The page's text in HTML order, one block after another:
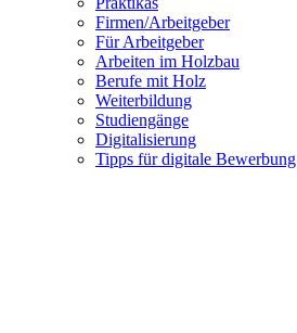
Firmen/Arbeitgeber
Für Arbeitgeber
Arbeiten im Holzbau
Berufe mit Holz
Weiterbildung
Studiengänge
Digitalisierung
Tipps für digitale Bewerbung